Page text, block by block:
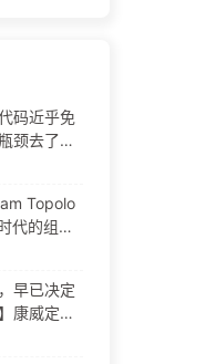
码近乎免
颈去了哪
程变革——
Topolo
代的组织
软件工程
早已决定
康威定律
的管理